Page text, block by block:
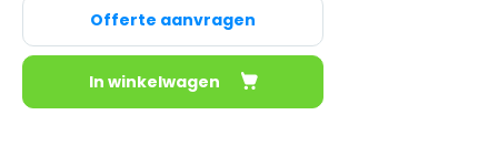
Offerte aanvragen
In winkelwagen